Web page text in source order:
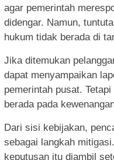
agar pemerintah
didengar. Namun,
hukum tidak berada di
Jika ditemukan
dapat menyampaikan
pemerintah pusat.
berada pada
Dari sisi kebijakan,
sebagai langkah
keputusan itu diambil